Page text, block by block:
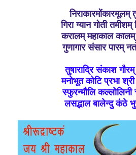
निराकारमोंकारमूलम्
गिरा ग्यान गोती
करालम् महाकाल
गुणागार संसार पारम्
तुषाराद्रि संकाश
मनोभूत कोटि प्रभा
स्फुरन्मौलि कल्लोलिनी
लसद्भाल बालेन्दु कंठे